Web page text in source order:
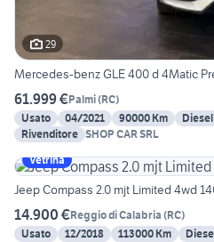
29
Mercedes-benz GLE 400 d 4Matic
61.999 €Palmi(RC)
Usato
04/2021 90000 Km Diesel
Rivenditore SHOP CAR SRL
Vetrina
Jeep Compass 2.0 mjt Limited 4wd
14.900 €Reggio di Calabria (RC)
Usato
12/2018 113000 Km